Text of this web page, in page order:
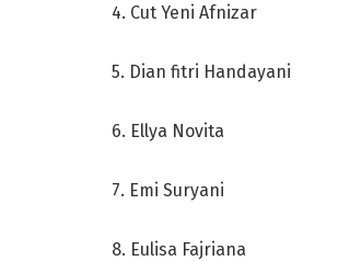
4. Cut Yeni Afnizar
5. Dian fitri Handayani
6. Ellya Novita
7. Emi Suryani
8. Eulisa Fajriana